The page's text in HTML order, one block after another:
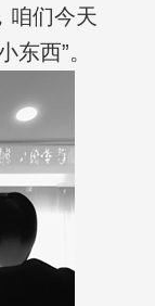
咱们今天
东西”。